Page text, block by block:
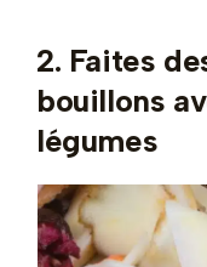
2. Faites
bouillons
légumes